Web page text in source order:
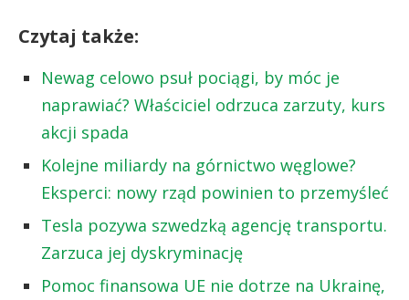
Czytaj także:
Newag celowo psuł pociągi, by móc je
naprawiać? Właściciel odrzuca zarzuty, kurs
akcji spada
Kolejne miliardy na górnictwo węglowe?
Eksperci: nowy rząd powinien to przemyśleć
Tesla pozywa szwedzką agencję transportu.
Zarzuca jej dyskryminację
Pomoc finansowa UE nie dotrze na Ukrainę,